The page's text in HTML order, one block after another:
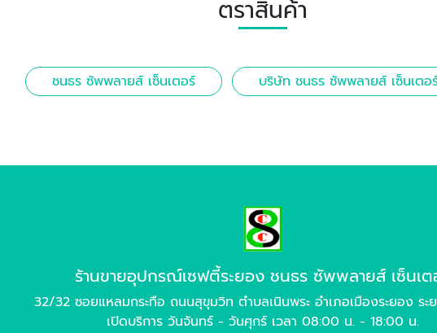
ตราสินค้า
ชนธร ซัพพลายส์ เซ็นเตอร์ บริษัท ชนธร ซัพพลายส์ เซ็นเตอ
ร้านขายอุปกรณ์เซฟตี้ระยอง ชนธร ซัพพลายส์ เซ็นเต
32/32 ซอยแหลมกระทือ ถนนสุขุมวิท ตำบลเนินพระ อำเภอเมืองระยอง ระ
เปิดบริการ วันจันทร์ - วันศุกร์ เวลา 08:00 น. - 18:00 น.